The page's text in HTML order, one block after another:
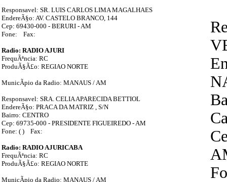
Responsavel: SR. LUIS CARLOS LIMA MAGALHAES
EndereÃ§o: AV. CASTELO BRANCO, 144
Cep: 69430-000 - BERURI - AM
Fone: Fax:
Radio: RADIO AJURI
FrequÃªncia: RC
ProduÃ§Ã£o: REGIAO NORTE
MunicÃ­pio da Radio: MANAUS / AM
Responsavel: SRA. CELIA APARECIDA BETTIOL
EndereÃ§o: PRACA DA MATRIZ , S/N
Bairro: CENTRO
Cep: 69735-000 - PRESIDENTE FIGUEIREDO - AM
Fone: ( ) Fax:
Radio: RADIO AJURICABA
FrequÃªncia: RC
ProduÃ§Ã£o: REGIAO NORTE
MunicÃ­pio da Radio: MANAUS / AM